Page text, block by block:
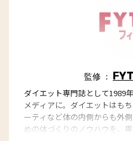
監修 ：
ダイエット専門誌として1989
メディアに。ダイエットはも
ーティなど体の内側からも外
めの体づくりのノウハウを、